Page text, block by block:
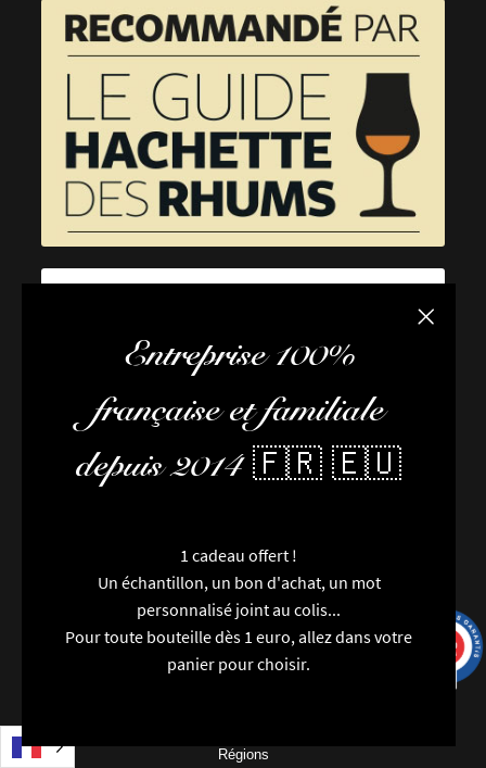
Fermer
Entreprise 100%
française et familiale
depuis 2014 🇫🇷 🇪🇺
1 cadeau offert !
Un échantillon, un bon d'achat, un mot
personnalisé joint au colis...
Pour toute bouteille dès 1 euro, allez dans votre
panier pour choisir.
FAQ / Aide
Conditions de livraison
Newsletter
Contactez-nous
Nouveautés
Marques
Particularités
Régions
/10
9991 avis